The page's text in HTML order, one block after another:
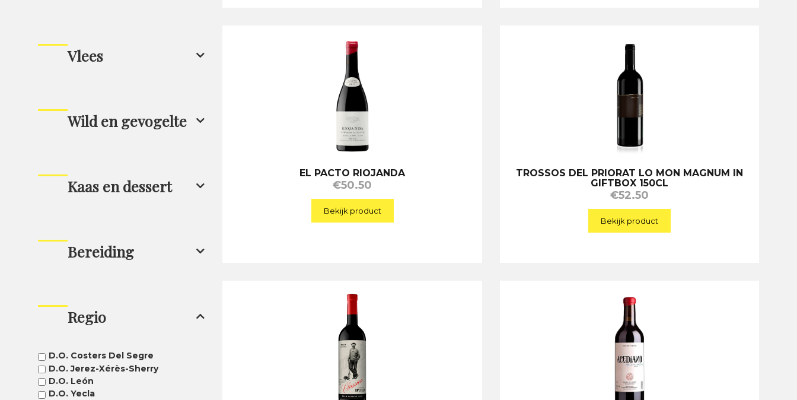
Vlees
Wild en gevogelte
Kaas en dessert
Bereiding
Regio
D.O. Costers Del Segre
D.O. Jerez-Xérès-Sherry
D.O. León
D.O. Yecla
EL PACTO RIOJANDA
€50.50
Bekijk product
TROSSOS DEL PRIORAT LO MON MAGNUM IN
GIFTBOX 150CL
€52.50
Bekijk product